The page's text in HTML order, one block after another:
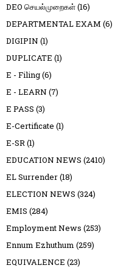
DEO செயல்முறைகள்(16)
DEPARTMENTAL EXAM (6)
DIGIPIN (1)
DUPLICATE (1)
E - Filing(6)
E - LEARN (7)
E PASS (3)
E-Certificate (1)
E-SR(1)
EDUCATION NEWS (2410)
EL Surrender(18)
ELECTION NEWS (324)
EMIS (284)
Employment News (253)
Ennum Ezhuthum (259)
EQUIVALENCE (23)